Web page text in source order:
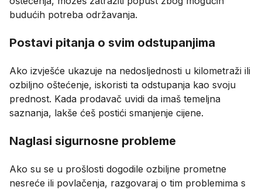
budućih potreba održavanja.
Postavi pitanja o svim odstupanjima
Ako izvješće ukazuje na nedosljednosti u kilometraži ili
ozbiljno oštećenje, iskoristi ta odstupanja kao svoju
prednost. Kada prodavač uvidi da imaš temeljna
saznanja, lakše ćeš postići smanjenje cijene.
Naglasi sigurnosne probleme
Ako su se u prošlosti dogodile ozbiljne prometne
nesreće ili povlačenja, razgovaraj o tim problemima s